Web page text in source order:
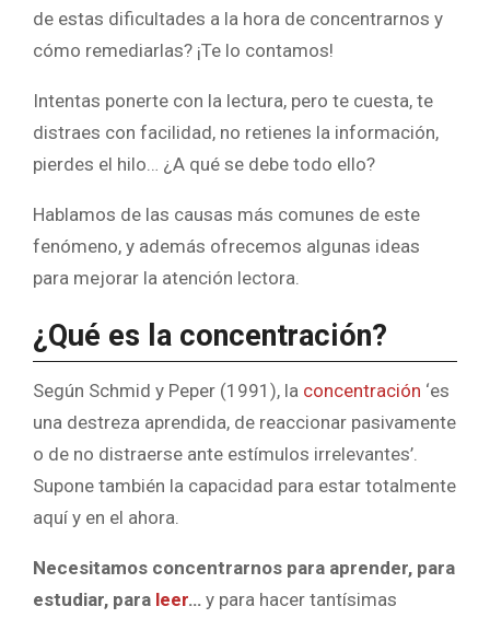
de estas dificultades a la hora de concentrarnos y
cómo remediarlas? ¡Te lo contamos!
Intentas ponerte con la lectura, pero te cuesta, te
distraes con facilidad, no retienes la información,
pierdes el hilo… ¿A qué se debe todo ello?
Hablamos de las causas más comunes de este
fenómeno, y además ofrecemos algunas ideas
para mejorar la atención lectora.
¿Qué es la concentración?
Según Schmid y Peper (1991), la concentración ‘es
una destreza aprendida, de reaccionar pasivamente
o de no distraerse ante estímulos irrelevantes’.
Supone también la capacidad para estar totalmente
aquí y en el ahora.
Necesitamos concentrarnos para aprender, para
estudiar, para leer… y para hacer tantísimas